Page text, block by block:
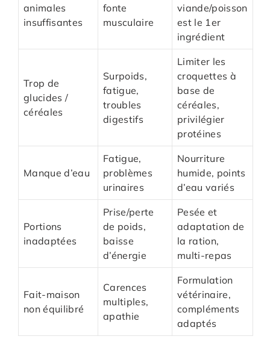
animales
insuffisantes
fonte
musculaire
viande/poisson
est le 1er
ingrédient
Trop de
glucides /
céréales
Surpoids,
fatigue,
troubles
digestifs
Limiter les
croquettes à
base de
céréales,
privilégier
protéines
Manque d’eau
Fatigue,
problèmes
urinaires
Nourriture
humide, points
d’eau variés
Portions
inadaptées
Prise/perte
de poids,
baisse
d’énergie
Pesée et
adaptation de
la ration,
multi-repas
Fait-maison
non équilibré
Carences
multiples,
apathie
Formulation
vétérinaire,
compléments
adaptés